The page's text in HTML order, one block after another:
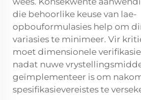
die behoorlike keuse van lae-
opbouformulasies help om
variasies te minimeer. Vir
moet dimensionele
nadat nuwe
geïmplementeer is om
spesifikasievereistes te